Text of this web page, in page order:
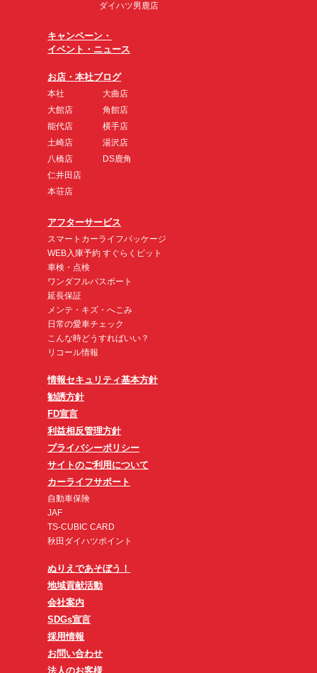
ダイハツ男鹿店
キャンペーン・
イベント・ニュース
お店・本社ブログ
本社
大館店
能代店
土崎店
八橋店
仁井田店
本荘店
大曲店
角館店
横手店
湯沢店
DS鹿角
アフターサービス
スマートカーライフパッケージ
WEB入庫予約 すぐらくピット
車検・点検
ワンダフルパスポート
延長保証
メンテ・キズ・へこみ
日常の愛車チェック
こんな時どうすればいい？
リコール情報
情報セキュリティ基本方針
勧誘方針
FD宣言
利益相反管理方針
プライバシーポリシー
サイトのご利用について
カーライフサポート
自動車保険
JAF
TS-CUBIC CARD
秋田ダイハツポイント
ぬりえであそぼう！
地域貢献活動
会社案内
SDGs宣言
採用情報
お問い合わせ
法人のお客様